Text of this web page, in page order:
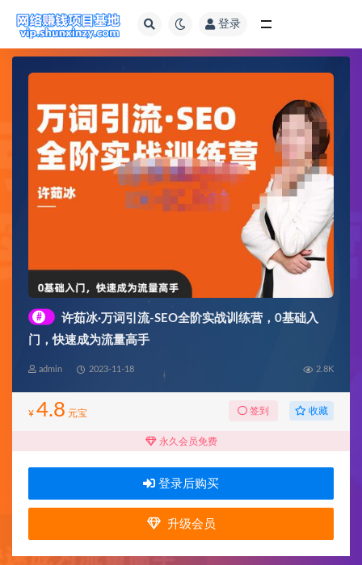
登录
#
许茹冰·万词引流-SEO全阶实战训练营，0基础入
门，快速成为流量高手
admin 2023-11-18 2.8K
¥ 4.8 元宝 签到 收藏
永久会员免费
登录后购买
升级会员